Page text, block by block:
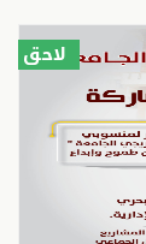
لاحق